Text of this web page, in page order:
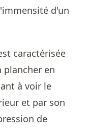
caractérisée
plancher en
à voir le
et par son
de